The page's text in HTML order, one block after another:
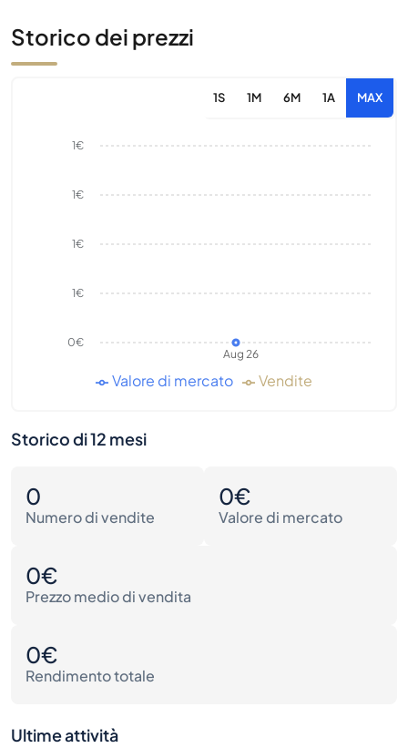
Storico dei prezzi
1S 1M 6M 1A MAX
Aug 26
0€
1€
1€
1€
1€
Valore di mercato Vendite
Storico di 12 mesi
0
Numero di vendite
0€
Valore di mercato
0€
Prezzo medio di vendita
0€
Rendimento totale
Ultime attività